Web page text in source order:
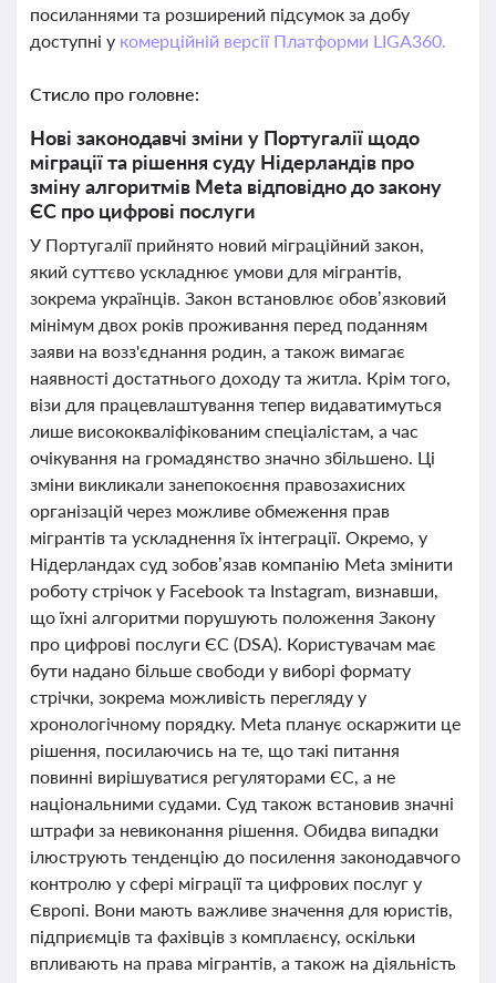
посиланнями та розширений підсумок за добу
доступні у комерційній версії Платформи LIGA360.
Стисло про головне:
Нові законодавчі зміни у Португалії щодо
міграції та рішення суду Нідерландів про
зміну алгоритмів Meta відповідно до закону
ЄС про цифрові послуги
У Португалії прийнято новий міграційний закон,
який суттєво ускладнює умови для мігрантів,
зокрема українців. Закон встановлює обов’язковий
мінімум двох років проживання перед поданням
заяви на возз'єднання родин, а також вимагає
наявності достатнього доходу та житла. Крім того,
візи для працевлаштування тепер видаватимуться
лише висококваліфікованим спеціалістам, а час
очікування на громадянство значно збільшено. Ці
зміни викликали занепокоєння правозахисних
організацій через можливе обмеження прав
мігрантів та ускладнення їх інтеграції. Окремо, у
Нідерландах суд зобов’язав компанію Meta змінити
роботу стрічок у Facebook та Instagram, визнавши,
що їхні алгоритми порушують положення Закону
про цифрові послуги ЄС (DSA). Користувачам має
бути надано більше свободи у виборі формату
стрічки, зокрема можливість перегляду у
хронологічному порядку. Meta планує оскаржити це
рішення, посилаючись на те, що такі питання
повинні вирішуватися регуляторами ЄС, а не
національними судами. Суд також встановив значні
штрафи за невиконання рішення. Обидва випадки
ілюструють тенденцію до посилення законодавчого
контролю у сфері міграції та цифрових послуг у
Європі. Вони мають важливе значення для юристів,
підприємців та фахівців з комплаєнсу, оскільки
впливають на права мігрантів, а також на діяльність